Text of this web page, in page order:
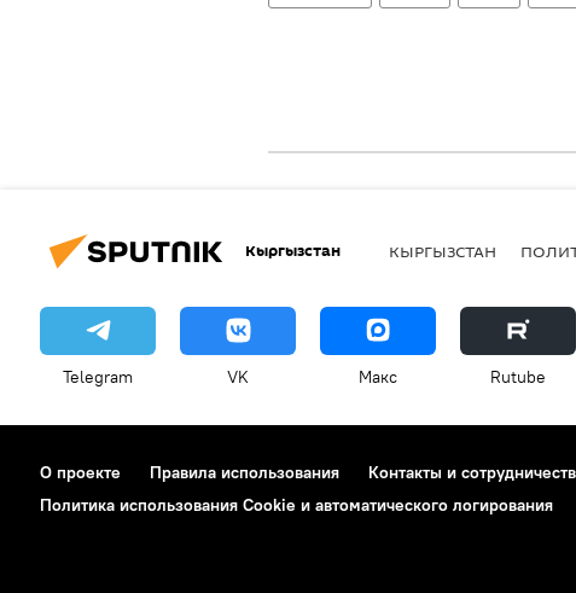
Кыргызстан КЫРГЫЗСТАН
Telegram VK Макс Rutube
О проекте Правила использования Контакты и
Политика использования Cookie и автоматического логирования